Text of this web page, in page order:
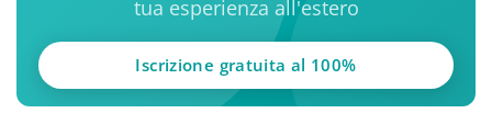
tua esperienza all'estero
Iscrizione gratuita al 100%